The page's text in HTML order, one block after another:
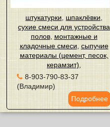
штукатурки шпаклёвки
сухие смеси для устройства
полов, монтажные и
кладочные смеси сыпучие
материалы (цемент, песок,
керамзит)
8-903-790-83-37
(Владимир)
Подробнее